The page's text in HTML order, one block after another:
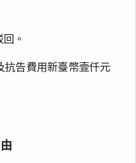
。
抗告費用新臺幣壹仟元